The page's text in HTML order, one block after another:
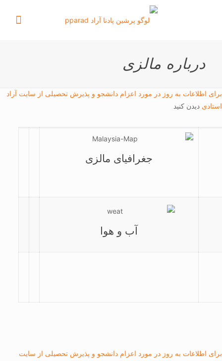
درباره مالزی
برای اطلاعات به روز در مورد اعزام دانشجو و پذیرش تحصیلی از سایت آراد
استادی دیدن کنید
جغرافیای مالزی
آب و هوا
برای اطلاعات به روز در مورد اعزام دانشجو و پذیرش تحصیلی از سایت